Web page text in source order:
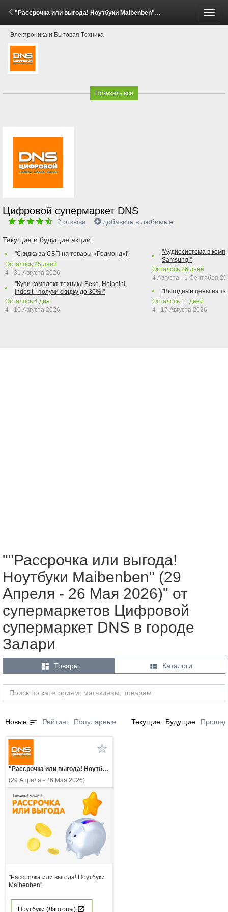
"Рассрочка или выгода! Ноутбуки Maibenben" (29 Апреля - 26 Мая 2026)
Электроника и Бытовая Техника
Показать все
Цифровой супермаркет DNS
2 отзыва добавить в любимые
Текущие и будущие акции:
"Скидка за СБП на товары «Редмонд»!"
Осталось 25 дней
4 - 31 Августа 2026
"Купи комплект техники Beko, Hotpoint,
Indesit - получи скидку до 30%!"
Осталось 4 дня
4 - 10 Августа 2026
"Аудиосистема в
Samsung!"
Осталось 26 дней
4 Августа - 1 Сентября
"Выгодные цены на
Осталось 11 дней
4 - 17 Августа 2026
""Рассрочка или выгода!
Ноутбуки Maibenben" (29
Апреля - 26 Мая 2026)" от
супермаркетов Цифровой
супермаркет DNS в городе
Залари
 Товары  Каталоги
Новые sort Рейтинг Популярные Текущие Будущие
"Рассрочка или выгода! Ноутбуки Maibenben"
(29 Апреля - 26 Мая 2026)
"Рассрочка или выгода! Ноутбуки
Maibenben"
Ноутбуки (Лэптопы)